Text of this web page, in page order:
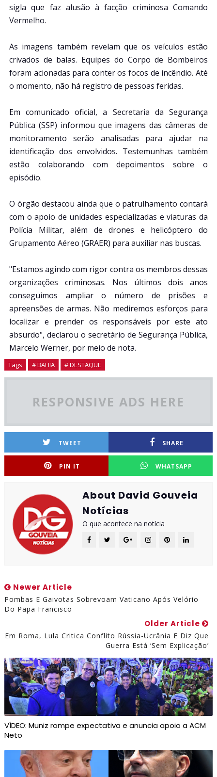
sigla que faz alusão à facção criminosa Comando
Vermelho.
As imagens também revelam que os veículos estão
crivados de balas. Equipes do Corpo de Bombeiros
foram acionadas para conter os focos de incêndio. Até
o momento, não há registro de pessoas feridas.
Em comunicado oficial, a Secretaria da Segurança
Pública (SSP) informou que imagens das câmeras de
monitoramento serão analisadas para ajudar na
identificação dos envolvidos. Testemunhas também
estão colaborando com depoimentos sobre o
episódio.
O órgão destacou ainda que o patrulhamento contará
com o apoio de unidades especializadas e viaturas da
Polícia Militar, além de drones e helicóptero do
Grupamento Aéreo (GRAER) para auxiliar nas buscas.
"Estamos agindo com rigor contra os membros dessas
organizações criminosas. Nos últimos dois anos
conseguimos ampliar o número de prisões e
apreensões de armas. Não mediremos esforços para
localizar e prender os responsáveis por este ato
absurdo", declarou o secretário de Segurança Pública,
Marcelo Werner, por meio de nota.
Tags # BAHIA # DESTAQUE
RESPONSIVE ADS HERE
TWEET SHARE
PIN IT WHATSAPP
About David Gouveia
Notícias
O que acontece na notícia
Newer Article
Pombas E Gaivotas Sobrevoam Vaticano Após Velório
Do Papa Francisco
Older Article
Em Roma, Lula Critica Conflito Rússia-Ucrânia E Diz Que
Guerra Está ‘sem Explicação’
VÍDEO: Muniz rompe expectativa e anuncia apoio a ACM
Neto